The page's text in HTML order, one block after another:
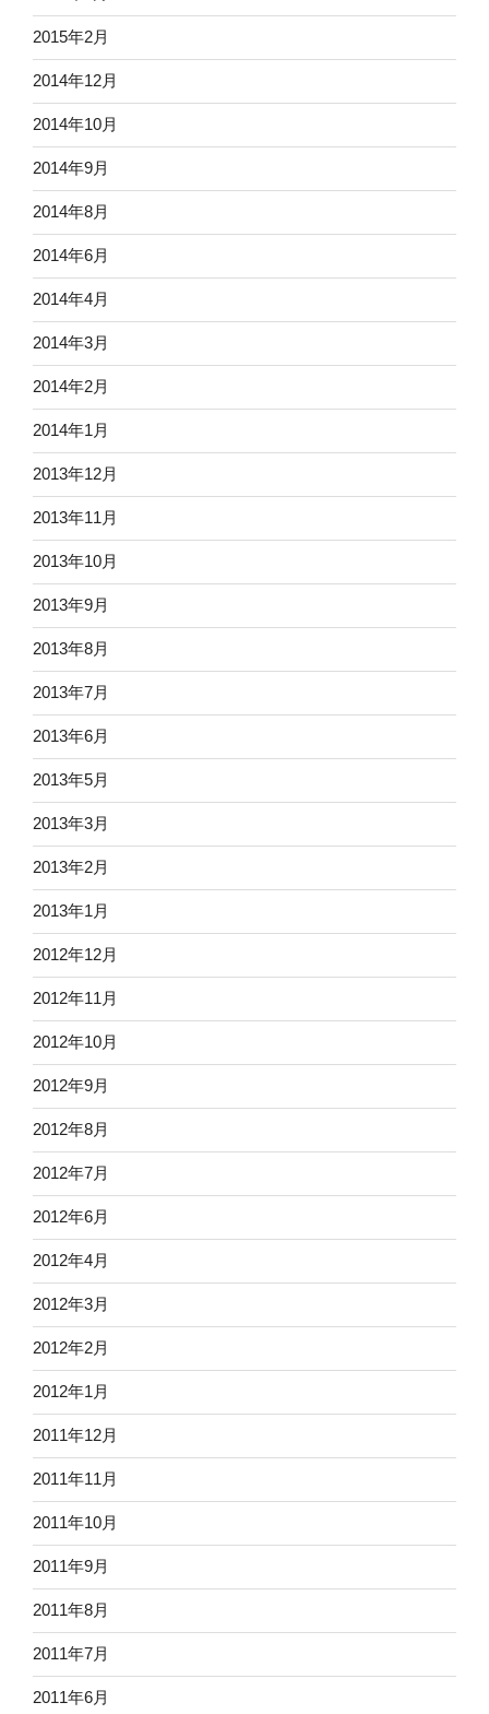
2015年2月
2014年12月
2014年10月
2014年9月
2014年8月
2014年6月
2014年4月
2014年3月
2014年2月
2014年1月
2013年12月
2013年11月
2013年10月
2013年9月
2013年8月
2013年7月
2013年6月
2013年5月
2013年3月
2013年2月
2013年1月
2012年12月
2012年11月
2012年10月
2012年9月
2012年8月
2012年7月
2012年6月
2012年4月
2012年3月
2012年2月
2012年1月
2011年12月
2011年11月
2011年10月
2011年9月
2011年8月
2011年7月
2011年6月